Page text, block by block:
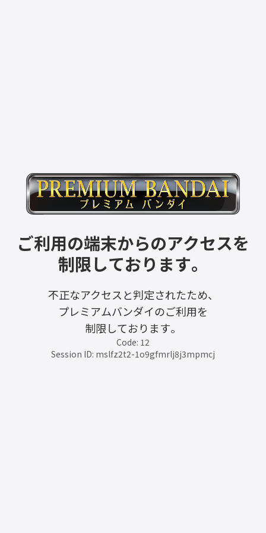
ご利用の端末からのアクセスを
制限しております。
不正なアクセスと判定されたため、
プレミアムバンダイのご利用を
制限しております。
Code: 12
Session ID: mslfz2t2-1o9gfmrlj8j3mpmcj